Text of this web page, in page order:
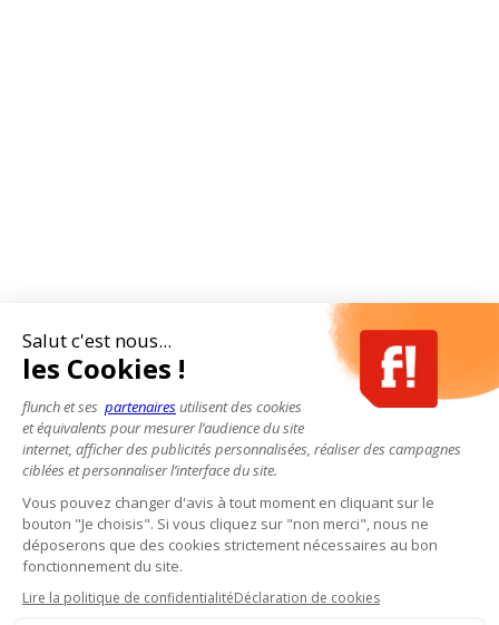
Salut c'est nous...
les Cookies !
flunch et ses partenairesutilisent des cookies
et équivalents pour mesurer l’audience du site
internet, afficher des publicités personnalisées, réaliser des campagnes
ciblées et personnaliser l’interface du site.
Vous pouvez changer d'avis à tout moment en cliquant sur le
bouton "Je choisis". Si vous cliquez sur "non merci", nous ne
déposerons que des cookies strictement nécessaires au bon
fonctionnement du site.
Lire la politique de confidentialitéDéclaration de cookies